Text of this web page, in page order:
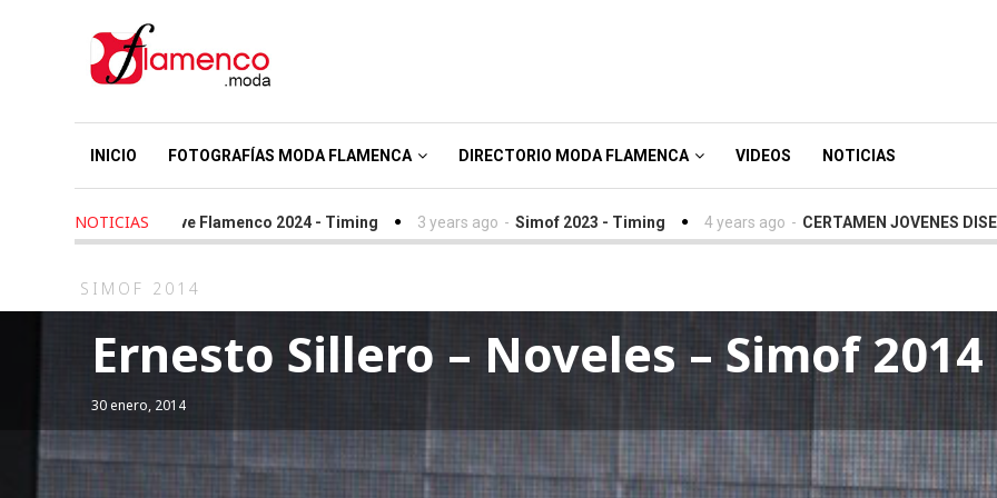
INICIO FOTOGRAFÍAS MODA FLAMENCA DIRECTORIO MODA FLAMENCA VIDEOS NOTICIAS
NOTICIAS
We Love Flamenco 2024 - Timing 3 years ago Simof 2023 - Timing 4 years ago CERTAMEN JOVENES DISEÑADORES
SIMOF 2014
Ernesto Sillero – Noveles – Simof 2014
30 enero, 2014